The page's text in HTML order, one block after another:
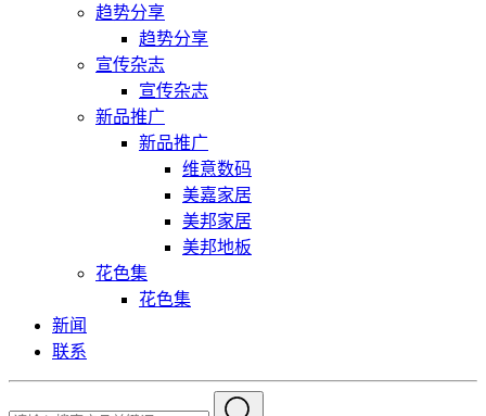
趋势分享
趋势分享
宣传杂志
宣传杂志
新品推广
新品推广
维意数码
美嘉家居
美邦家居
美邦地板
花色集
花色集
新闻
联系